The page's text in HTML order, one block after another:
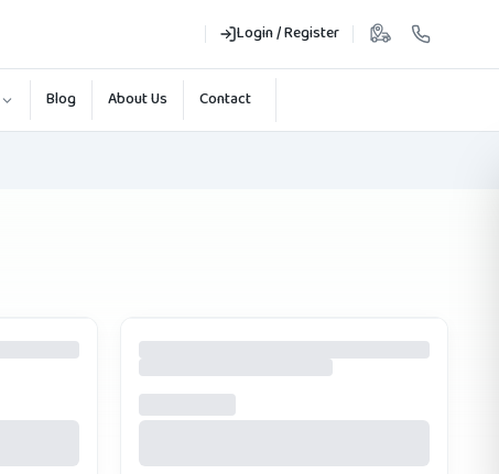
Login / Register
Blog About Us Contact